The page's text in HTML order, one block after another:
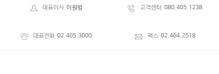
대표이사 이원범 고객센터 080.405.1238
대표전화 02.405.3000 팩스 02.404.2518